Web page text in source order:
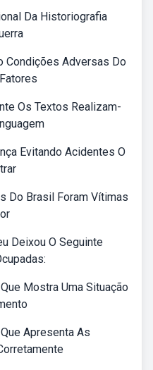
Da Historiografia
Condições Adversas Do
Os Textos Realizam-
Evitando Acidentes O
Do Brasil Foram Vítimas
Deixou O Seguinte
Mostra Uma Situação
Apresenta As